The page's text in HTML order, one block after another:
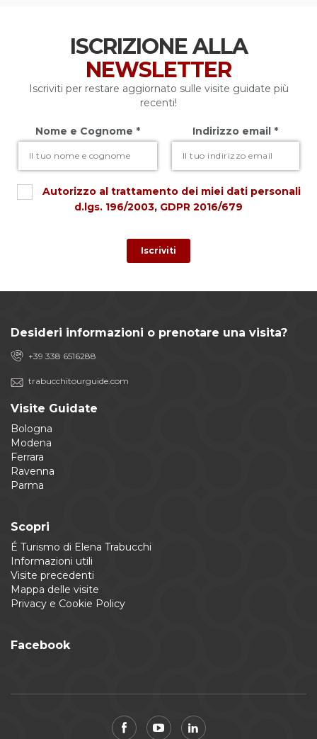
ISCRIZIONE ALLA
NEWSLETTER
Iscriviti per restare aggiornato sulle visite guidate più
recenti!
Nome e Cognome * Indirizzo email *
Autorizzo al trattamento dei miei dati personali
d.lgs. 196/2003, GDPR 2016/679
Desideri informazioni o prenotare una visita?
+39 338 6516288
trabucchitourguide.com
Visite Guidate
Bologna
Modena
Ferrara
Ravenna
Parma
Scopri
É Turismo di Elena Trabucchi
Informazioni utili
Visite precedenti
Mappa delle visite
Privacy e Cookie Policy
Facebook